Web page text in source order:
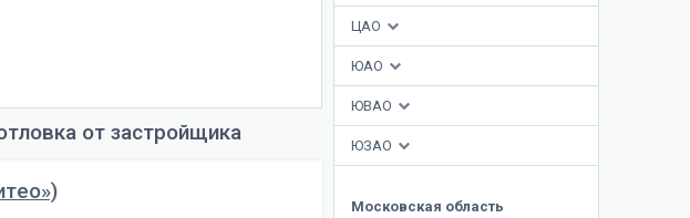
ЦАО
ЮАО
ЮВАО
ЮЗАО
Московская область
от застройщика